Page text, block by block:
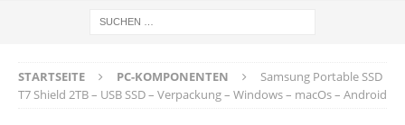
STARTSEITE PC-KOMPONENTEN
Samsung Portable SSD
T7 Shield 2TB – USB SSD – Verpackung – Windows – macOs – Android